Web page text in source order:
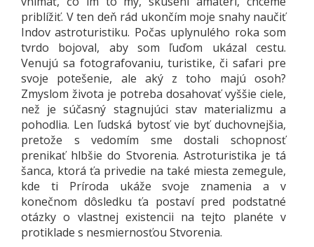
priblížiť. V ten deň rád ukončím moje snahy naučiť
Indov astroturistiku. Počas uplynulého roka som
tvrdo bojoval, aby som ľuďom ukázal cestu.
Venujú sa fotografovaniu, turistike, či safari pre
svoje potešenie, ale aký z toho majú osoh?
Zmyslom života je potreba dosahovať vyššie ciele,
než je súčasný stagnujúci stav materializmu a
pohodlia. Len ľudská bytosť vie byť duchovnejšia,
pretože s vedomím sme dostali schopnosť
prenikať hlbšie do Stvorenia. Astroturistika je tá
šanca, ktorá ťa privedie na také miesta zemegule,
kde ti Príroda ukáže svoje znamenia a v
konečnom dôsledku ťa postaví pred podstatné
otázky o vlastnej existencii na tejto planéte v
protiklade s nesmiernosťou Stvorenia.